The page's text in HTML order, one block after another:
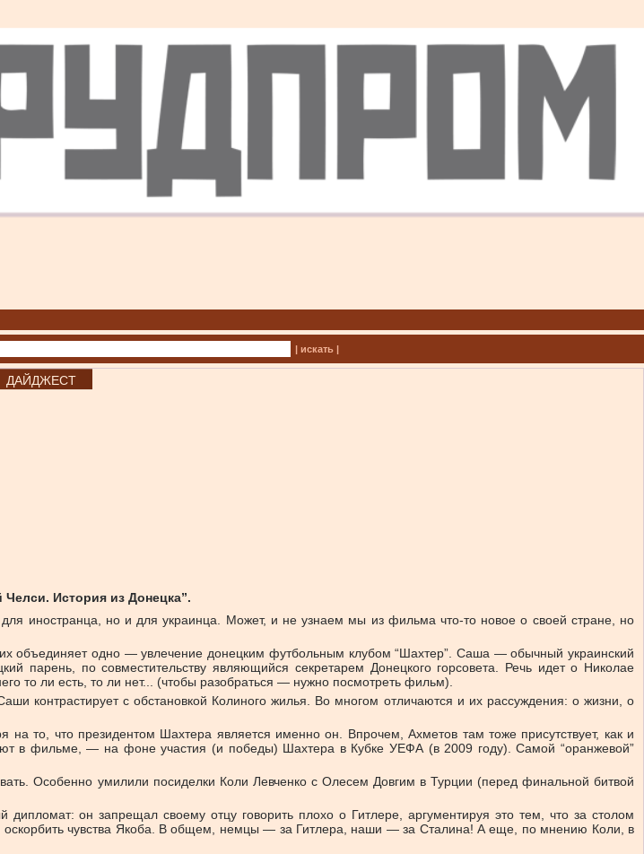
| искать |
ДАЙДЖЕСТ
История из Донецка”.
иностранца, но и для украинца. Может, и не узнаем мы из фильма что-то новое о своей стране, но
объединяет одно — увлечение донецким футбольным клубом “Шахтер”. Саша — обычный украинский
по совместительству являющийся секретарем Донецкого горсовета. Речь идет о Николае
то ли есть, то ли нет... (чтобы разобраться — нужно посмотреть фильм).
контрастирует с обстановкой Колиного жилья. Во многом отличаются и их рассуждения: о жизни, о
то, что президентом Шахтера является именно он. Впрочем, Ахметов там тоже присутствует, как и
в фильме, — на фоне участия (и победы) Шахтера в Кубке УЕФА (в 2009 году). Самой “оранжевой”
Особенно умилили посиделки Коли Левченко с Олесем Довгим в Турции (перед финальной битвой
он запрещал своему отцу говорить плохо о Гитлере, аргументируя это тем, что за столом
чувства Якоба. В общем, немцы — за Гитлера, наши — за Сталина! А еще, по мнению Коли, в